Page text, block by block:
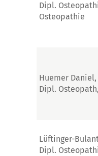
Dipl.
Osteopathie
Huemer Daniel,
Dipl.
Lüftinger-
Dipl.